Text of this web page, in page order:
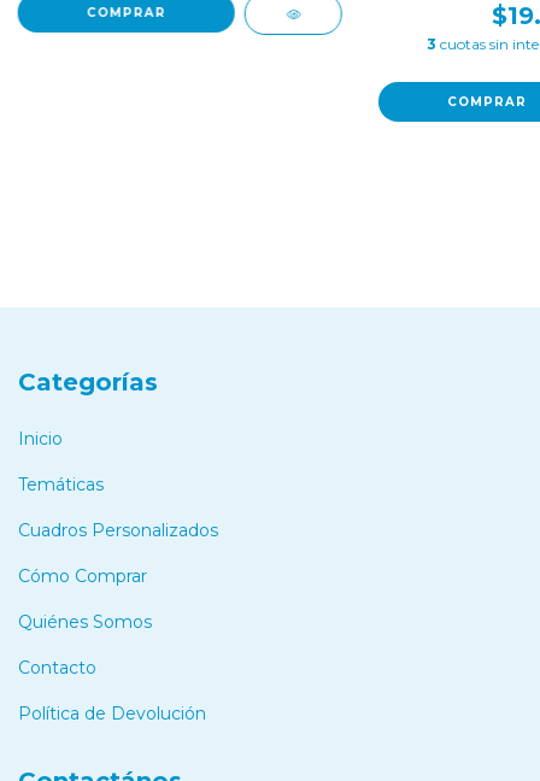
COMPRAR
3 cuotas sin
COMPRAR
Categorías
Inicio
Temáticas
Cuadros Personalizados
Cómo Comprar
Quiénes Somos
Contacto
Política de Devolución